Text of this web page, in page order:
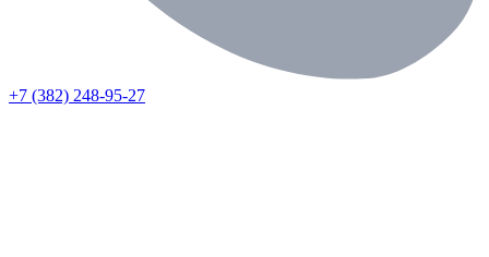
+7 (382) 248-95-27